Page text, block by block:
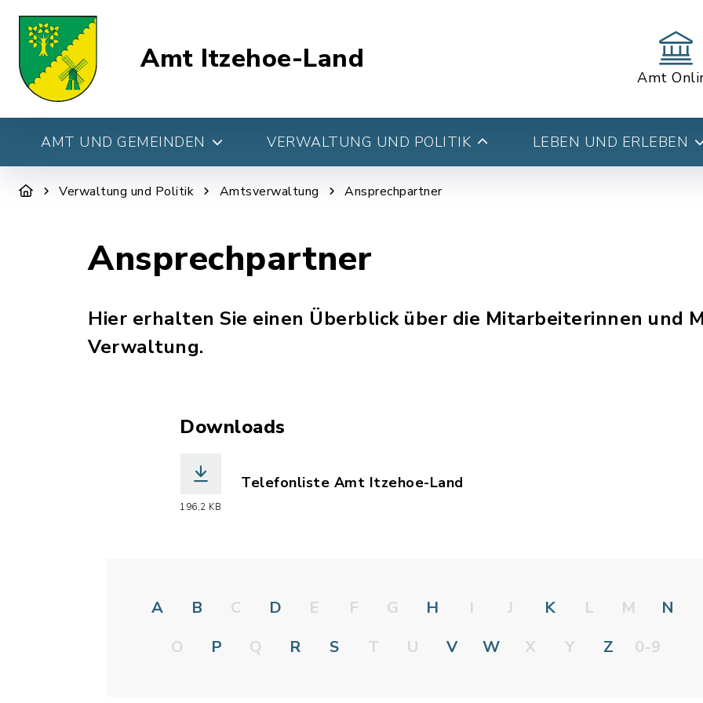
Amt Itzehoe-Land
Amt
AMT UND GEMEINDEN VERWALTUNG UND POLITIK LEBEN UND ERLEBEN
Verwaltung und Politik Amtsverwaltung Ansprechpartner
Ansprechpartner
Hier erhalten Sie einen Überblick über die Mitarbeiterinnen und
Verwaltung.
Downloads
196,2 KB
Telefonliste Amt Itzehoe-Land
A B C D E F G H I J K L M
N
O
P Q R S T U V W X Y Z 0-9